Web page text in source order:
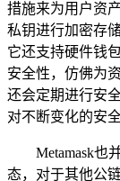
措施来为用户资
私钥进行加密存
它还支持硬件钱
安全性，仿佛为
还会定期进行安
对不断变化的安全
Metamask也
态，对于其他公